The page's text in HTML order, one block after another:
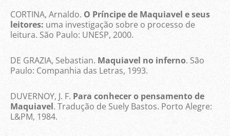
CORTINA, Arnaldo. O Príncipe de Maquiavel e seus
leitores: uma investigação sobre o processo de
leitura. São Paulo: UNESP, 2000.
DE GRAZIA, Sebastian. Maquiavel no inferno. São
Paulo: Companhia das Letras, 1993.
DUVERNOY, J. F. Para conhecer o pensamento de
Maquiavel. Tradução de Suely Bastos. Porto Alegre:
L&PM, 1984.